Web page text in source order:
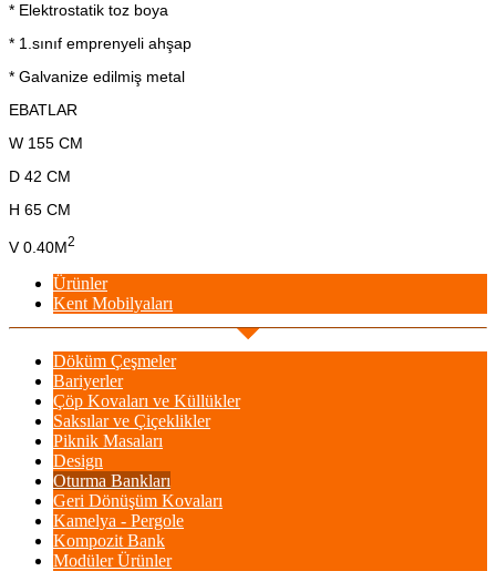
* Elektrostatik toz boya
* 1.sınıf emprenyeli ahşap
* Galvanize edilmiş metal
EBATLAR
W 155 CM
D 42 CM
H 65 CM
V 0.40M2
Ürünler
Kent Mobilyaları
Döküm Çeşmeler
Bariyerler
Çöp Kovaları ve Küllükler
Saksılar ve Çiçeklikler
Piknik Masaları
Design
Oturma Bankları
Geri Dönüşüm Kovaları
Kamelya - Pergole
Kompozit Bank
Modüler Ürünler